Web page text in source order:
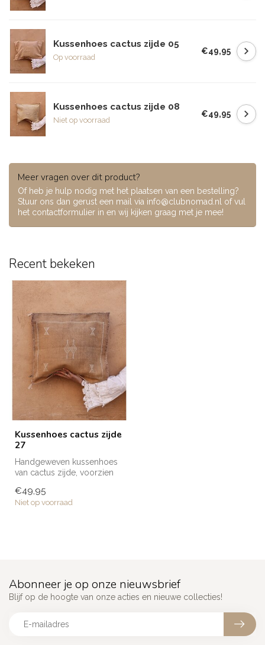
Kussenhoes cactus zijde 05
Op voorraad
€49,95
Kussenhoes cactus zijde 08
Niet op voorraad
€49,95
Meer vragen over dit product?
Of heb je hulp nodig met het plaatsen van een bestelling?
Stuur ons dan gerust een mail via info@clubnomad.nl of vul
het contactformulier in en wij kijken graag met je mee!
Recent bekeken
Kussenhoes cactus zijde
27
Handgeweven kussenhoes
van cactus zijde, voorzien
verkrijgba...
€49,95
Niet op voorraad
Abonneer je op onze nieuwsbrief
Blijf op de hoogte van onze acties en nieuwe collecties!